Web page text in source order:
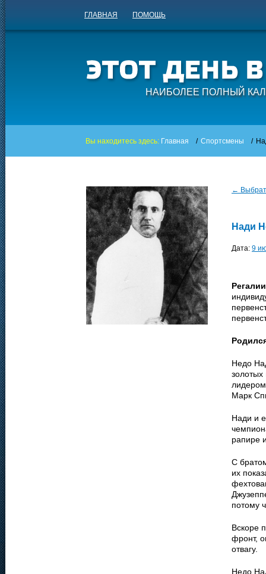
ГЛАВНАЯ ПОМОЩЬ
НАИБОЛЕЕ ПОЛНЫЙ
Вы находитесь здесь: Главная / Спортсмены /
←
Нади
Дата: 9
Недо
Марк
Нади и
рапире
С
их
потому
Вскоре
фронт,
отвагу.
Недо